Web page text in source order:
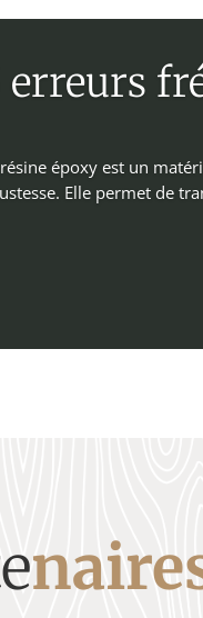
erreurs
époxy est un
Elle permet de